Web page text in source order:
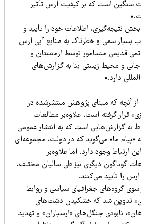
است که بر کیفیت ارس تأثیر
اطلاعات خود را تأیید و
سمی و خطرناک به منابع آبی ارس
قدیمی متسامور توسط ارمنستان و
احتمال خطر آفرینی فراوان جانی و محیط زیستی بنا به گزارش‎‌های
که مبنای پژوهش منتشرشده در
گرفته است، علاوه‌بر مطالعات
است که به انتشار عمومی
ما» می‌گوید که در دولت، مجموعه‌ای
وجود دارد. اما علاوه‌بر
دیگری نیز طی سالیان مختلف،
تأیید می‌کنند.
سوی گروه‌های جغرافیای سیاسی و روابط
شد که خشکیدن دشت‌های
جنگل‌های «ارسباران» و تهدید